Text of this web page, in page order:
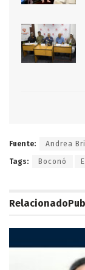
Fuente: Andrea
Tags: Boconó
Relacionado